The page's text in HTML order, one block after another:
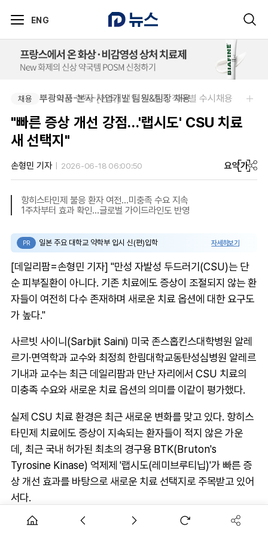
ENG
채용 주식회사 한독-[한독] 신입 및 경력 직무별 수시채용
채용 부광약품-본사 사업개발 팀원&팀장 채용
"빠른 증상 개선 강점…'랩시도' CSU 치료
새 선택지"
손형민 기자 2026-06-18 06:00:50 요약가
항히스타민제 불응 환자 여전…미충족 수요 지속
1주차부터 효과 확인…글로벌 가이드라인도 반영
PR 일본 주요 대학교 약학부 입시 신(편)입학 자세히보기
[데일리팜=손형민 기자] "만성 자발성 두드러기(CSU)는 단
순 피부질환이 아니다. 기존 치료에도 증상이 조절되지 않는 환
자들이 여전히 다수 존재하며 새로운 치료 옵션에 대한 요구도
가 높다."
사르빗 사이니(Sarbjit Saini) 미국 존스홉킨스대학병원 알레
르기·면역학과 교수와 최정희 한림대학교동탄성심병원 알레르
기내과 교수는 최근 데일리팜과 만난 자리에서 CSU 치료의
미충족 수요와 새로운 치료 옵션의 의미를 이같이 평가했다.
실제 CSU 치료 환경은 최근 새로운 변화를 맞고 있다. 항히스
타민제 치료에도 증상이 지속되는 환자들이 적지 않은 가운
데, 최근 국내 허가된 최초의 경구용 BTK(Bruton's
Tyrosine Kinase) 억제제 '랩시도(레미브루티닙)'가 빠른 증
상 개선 효과를 바탕으로 새로운 치료 선택지로 주목받고 있어
서다.
CSU는 특별한 유발 요인 없이 팽진과 혈관부종이 6주 이상 반